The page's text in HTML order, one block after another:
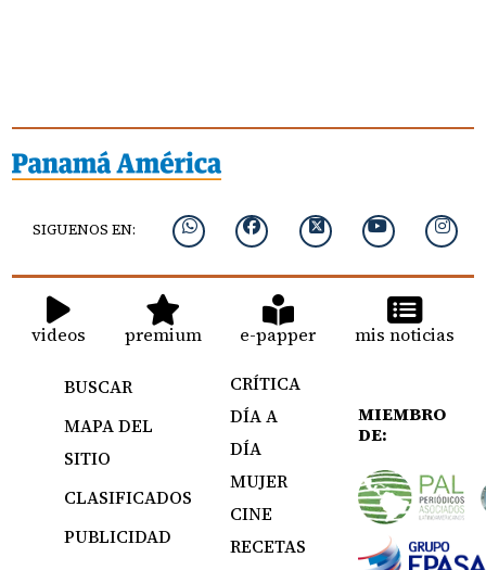
SIGUENOS EN:
videos premium e-papper mis noticias
BUSCAR
MAPA DEL
SITIO
CLASIFICADOS
PUBLICIDAD
CRÍTICA
DÍA A
DÍA
MUJER
CINE
RECETAS
MIEMBRO
DE: